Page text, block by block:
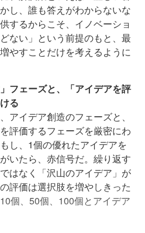
し、誰も答えがわからないな
するからこそ、イノベーショ
ない」という前提のもと、最
やすことだけを考えるように
フェーズと、「アイデアを評
る
アイデア創造のフェーズと、
評価するフェーズを厳密にわ
し、1個の優れたアイデアを
いたら、赤信号だ。繰り返す
はなく「沢山のアイデア」が
評価は選択肢を増やしきった
個、50個、100個とアイデア